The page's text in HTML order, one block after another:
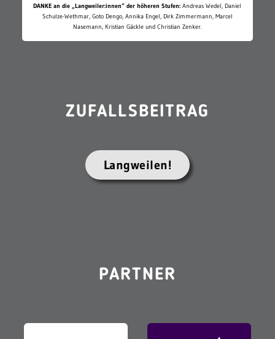
DANKE an die „Langweiler:innen“ der höheren Stufen: Andreas Wedel, Daniel
Schulze-Wethmar, Goto Dengo, Annika Engel, Dirk Zimmermann, Marcel
Nasemann, Kristian Gäckle und Christian Zenker.
ZUFALLSBEITRAG
Langweilen!
PARTNER